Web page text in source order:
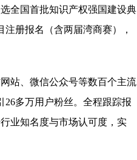
全国首批知识产权强国建设典
册报名（含两届湾商赛），
站、微信公众号等数百个主流
26多万用户粉丝。全程跟踪报
业知名度与市场认可度，实